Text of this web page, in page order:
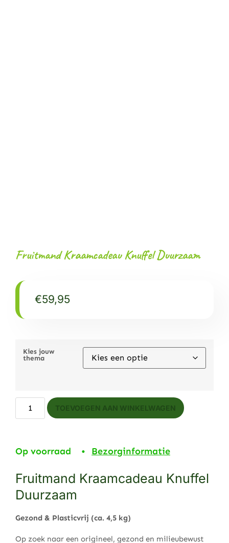
Fruitmand Kraamcadeau Knuffel Duurzaam
€59,95
Kies jouw
thema
TOEVOEGEN AAN WINKELWAGEN
Op voorraad • Bezorginformatie
Fruitmand Kraamcadeau Knuffel
Duurzaam
Gezond & Plasticvrij (ca. 4,5 kg)
Op zoek naar een origineel, gezond en milieubewust